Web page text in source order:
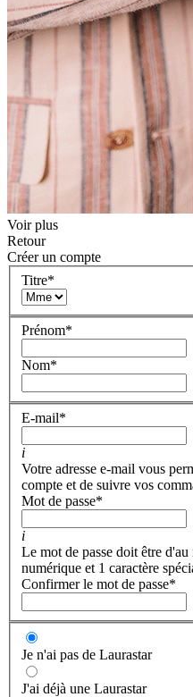
Voir plus
Retour
Créer un compte
Titre*
Prénom*
Nom*
E-mail*
i
Votre adresse e-mail vous
compte et de suivre vos
Mot de passe*
i
Le mot de passe doit être
numérique et 1 caractère
Confirmer le mot de passe*
Je n'ai pas de Laurastar
J'ai déjà une Laurastar